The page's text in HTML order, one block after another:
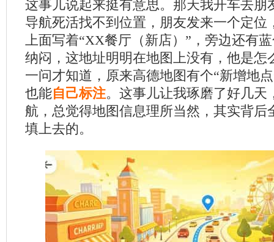
这事儿说起来挺有意思。那天我开车去朋
导航死活找不到位置，朋友发来一个定位
上面写着“XX餐厅（新店）”，旁边还有
纳闷，这地址明明在地图上没有，他是怎
一问才知道，原来高德地图有个“新增地
也能自己标注。这事儿让我琢磨了好几天
航，总觉得地图信息理所当然，其实背后
填上去的。